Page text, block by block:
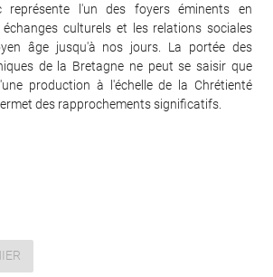
représente l'un des foyers éminents en
culturels et les relations sociales
âge jusqu'à nos jours. La portée des
de la Bretagne ne peut se saisir que
production à l'échelle de la Chrétienté
des rapprochements significatifs.